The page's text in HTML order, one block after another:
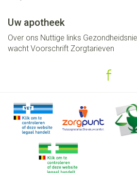
Uw apotheek
Over ons Nuttige links
wacht Voorschrift Zorgtarieven